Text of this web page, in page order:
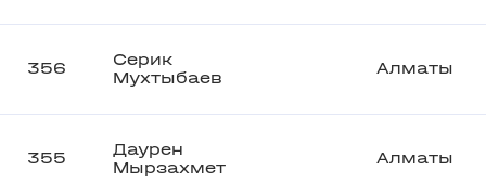
356
Серик
Мухтыбаев
Алматы
355
Даурен
Мырзахмет
Алматы